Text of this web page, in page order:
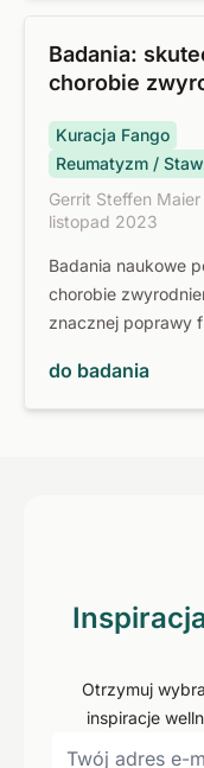
Badania:
chorobie
Kuracja Fango
Reumatyzm /
Gerrit Steffen Maier
listopad 2023
Badania naukowe
chorobie
znacznej poprawy
do badania
Otrzymuj
inspiracje